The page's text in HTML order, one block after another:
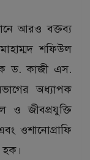
আরও বক্তব্য
শফিউল
ড. কাজী এস.
অধ্যাপক
জীবপ্রযুক্তি
ওশানোগ্রাফি
হক।